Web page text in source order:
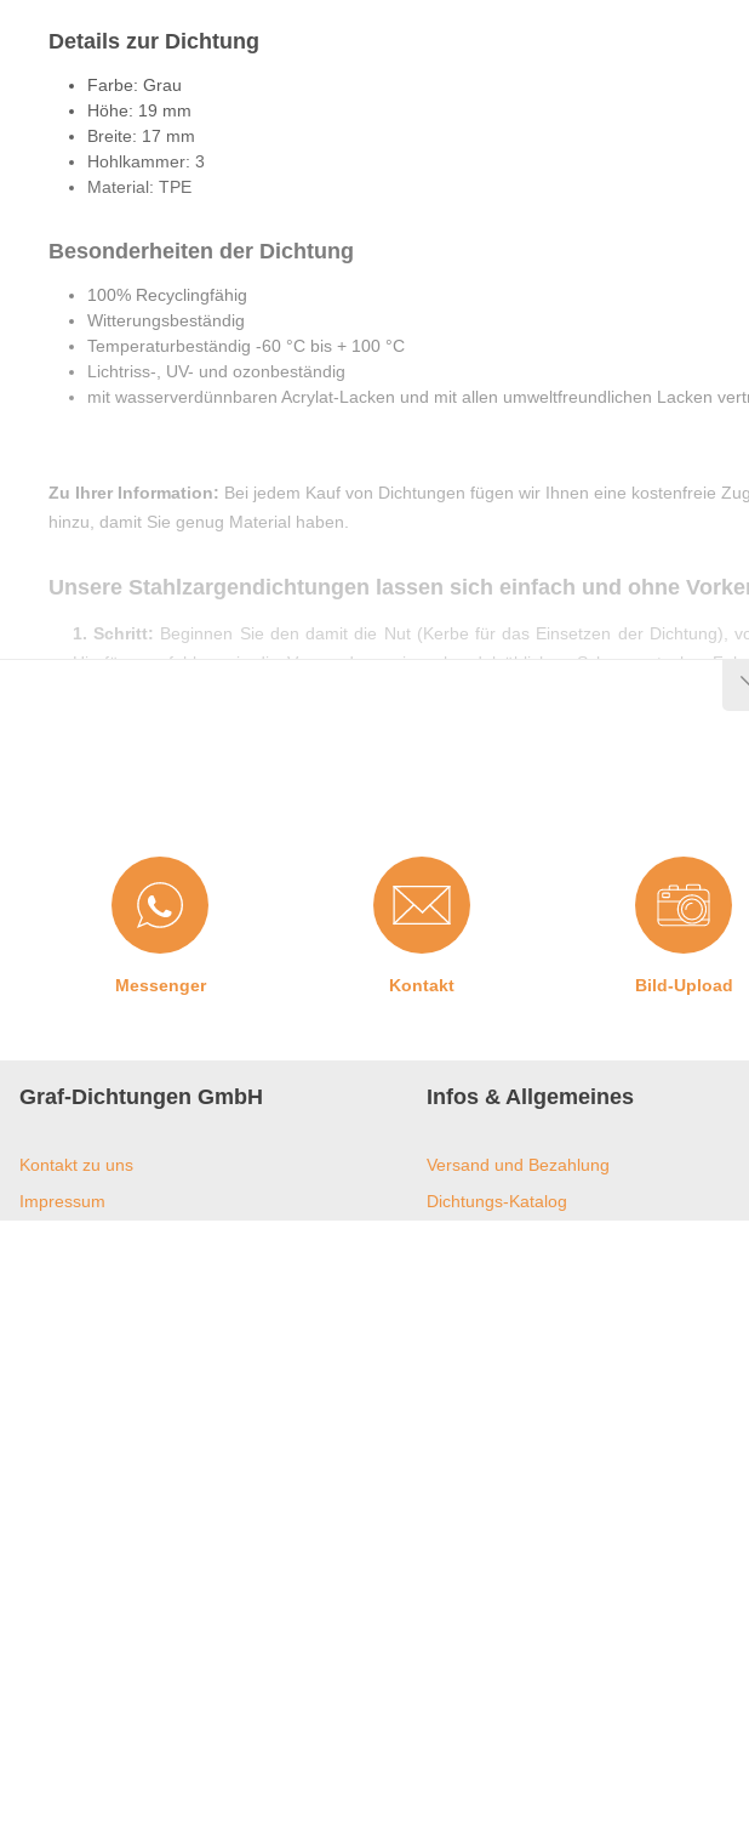
Details zur Dichtung
Farbe: Grau
Höhe: 19 mm
Breite: 17 mm
Hohlkammer: 3
Material: TPE
Besonderheiten der Dichtung
100% Recyclingfähig
Witterungsbeständig
Temperaturbeständig -60 °C bis + 100 °C
Lichtriss-, UV- und ozonbeständig
mit wasserverdünnbaren Acrylat-Lacken und mit allen umweltfreundlichen Lacken
Zu Ihrer Information: Bei jedem Kauf von Dichtungen fügen wir Ihnen eine kostenfreie
hinzu, damit Sie genug Material haben.
Unsere Stahlzargendichtungen lassen sich einfach und ohne
1. Schritt: Beginnen Sie den damit die Nut (Kerbe für das Einsetzen der Dichtung),
Hierfür empfehlen wir die Verwendung eines handelsüblichen Schwammtuchs.
Messenger Kontakt Bild-Upload
Graf-Dichtungen GmbH
Kontakt zu uns
Impressum
Infos & Allgemeines
Versand und Bezahlung
Dichtungs-Katalog